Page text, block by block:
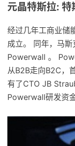
元晶特斯拉: 特
经过几年工商业储
成立。 同年，马斯
Powerwall 。
从B2B走向B2C，
有了CTO JB
Powerwall研发资